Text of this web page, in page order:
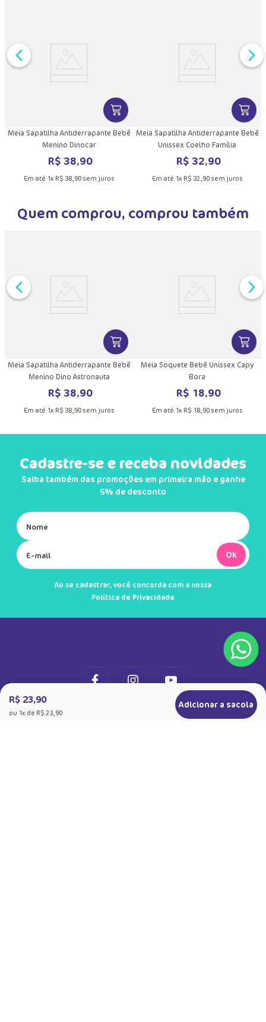
INFORMAÇÕES DO PRODUTOVER MAIS INFORMAÇÕES DO
Meia Sapatilha Antiderrapante Bebê
Menino Dinocar
R$ 38,90
Em até 1x R$ 38,90sem juros
VER
Meia Sapatilha Antiderrapante Bebê
Unissex Coelho Família
R$ 32,90
Em até 1x R$ 32,90sem juros
Quem comprou, comprou também
INFORMAÇÕES DO PRODUTOVER MAIS INFORMAÇÕES DO
Meia Sapatilha Antiderrapante Bebê
Menino Dino Astronauta
R$ 38,90
Em até 1x R$ 38,90sem juros
VER
Meia Soquete Bebê Unissex Capy
Bora
R$ 18,90
Em até 1x R$ 18,90sem juros
R$ 23,90
ou 1x de R$ 23,90
Adicionar a sacola
Cadastre-se e receba novidades
Saiba também das promoções em primeira mão e ganhe
5% de desconto
Ok
Ao se cadastrar, você concorda com a nossa
Política de Privacidade